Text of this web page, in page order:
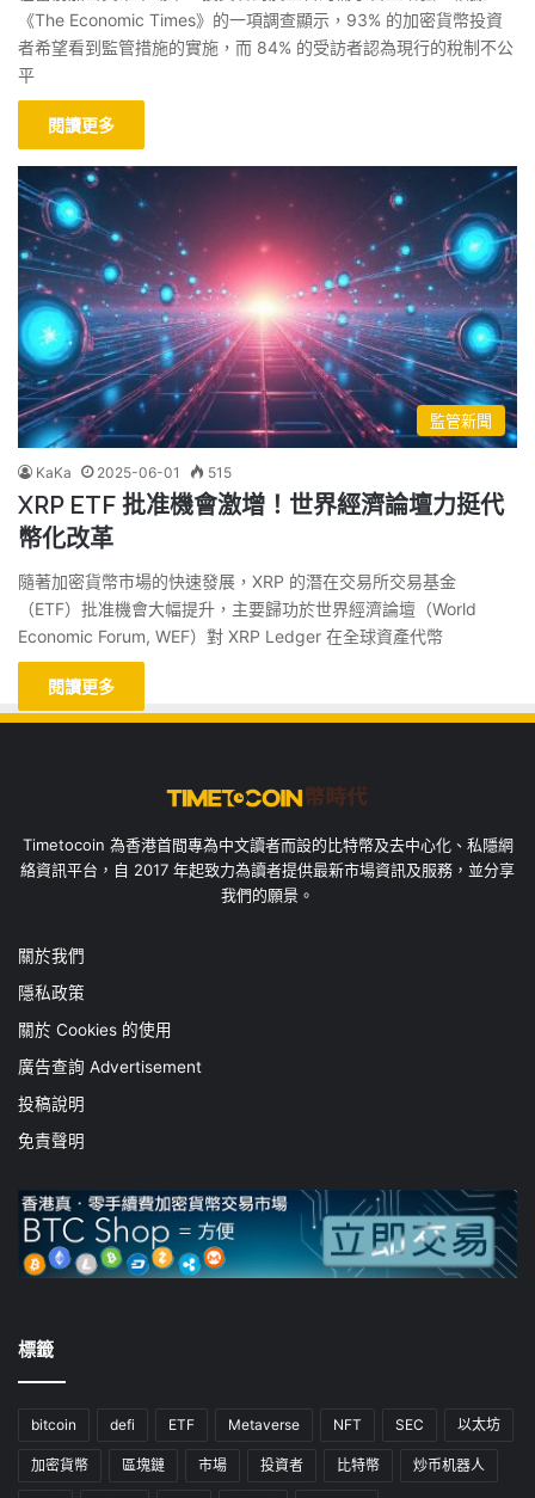
《The Economic Times》的一項調查顯示，93% 的加密貨幣投資
者希望看到監管措施的實施，而 84% 的受訪者認為現行的稅制不公
平
閱讀更多
監管新聞
KaKa 2025-06-01 515
XRP ETF 批准機會激增！世界經濟論壇力挺代
幣化改革
隨著加密貨幣市場的快速發展，XRP 的潛在交易所交易基金
（ETF）批准機會大幅提升，主要歸功於世界經濟論壇（World
Economic Forum, WEF）對 XRP Ledger 在全球資產代幣
閱讀更多
Timetocoin 為香港首間專為中文讀者而設的比特幣及去中心化、私隱網
絡資訊平台，自 2017 年起致力為讀者提供最新市場資訊及服務，並分享
我們的願景。
關於我們
隱私政策
關於 Cookies 的使用
廣告查詢 Advertisement
投稿說明
免責聲明
標籤
bitcoin defi ETF Metaverse NFT SEC 以太坊
加密貨幣 區塊鏈 市場 投資者 比特幣 炒币机器人